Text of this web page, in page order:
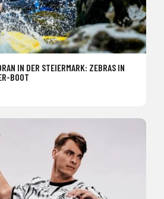
IN DER STEIERMARK: ZEBRAS IN
BOOT